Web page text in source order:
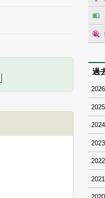
過
2026
2025
2024
2023
2022
2021